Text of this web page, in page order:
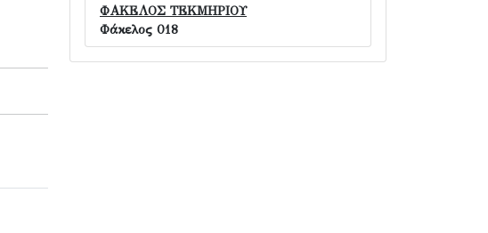
ΦΑΚΕΛΟΣ ΤΕΚΜΗΡΙΟΥ
Φάκελος 018